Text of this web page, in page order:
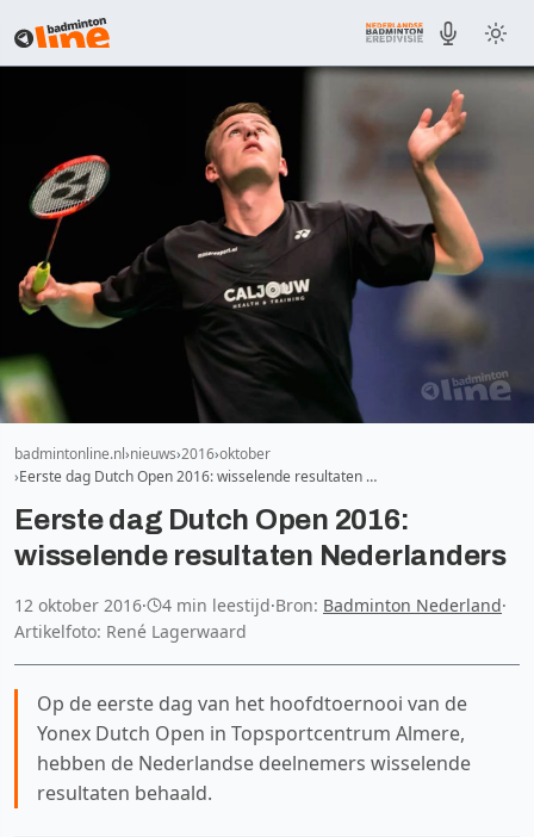
badmintonline.nl nieuws 2016 oktober
Eerste dag Dutch Open 2016: wisselende resultaten …
Eerste dag Dutch Open 2016:
wisselende resultaten Nederlanders
12 oktober 2016· 4 min leestijd·Bron: Badminton Nederland·
Artikelfoto: René Lagerwaard
Op de eerste dag van het hoofdtoernooi van de
Yonex Dutch Open in Topsportcentrum Almere,
hebben de Nederlandse deelnemers wisselende
resultaten behaald.